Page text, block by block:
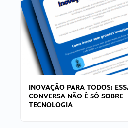
INOVAÇÃO PARA TODOS:
CONVERSA NÃO É SÓ SOBRE
TECNOLOGIA